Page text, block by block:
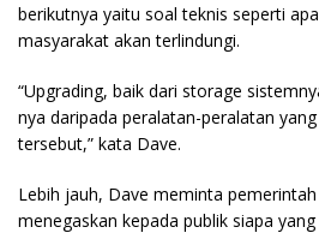
berikutnya yaitu soal teknis seperti
masyarakat akan terlindungi.
“Upgrading, baik dari storage
nya daripada peralatan-peralatan
tersebut,” kata Dave.
Lebih jauh, Dave meminta
menegaskan kepada publik siapa